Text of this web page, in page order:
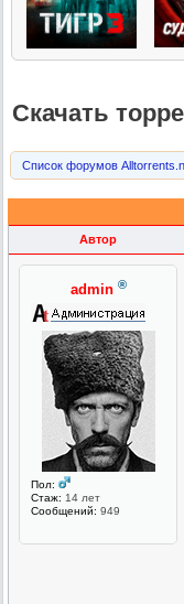
Скачать
Список форумов
Автор
admin ®
Пол:
Стаж: 14 лет
Сообщений: 949